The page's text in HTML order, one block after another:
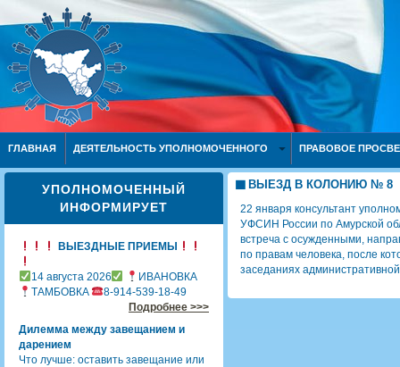
ГЛАВНАЯ ДЕЯТЕЛЬНОСТЬ УПОЛНОМОЧЕННОГО ПРАВОВОЕ
УПОЛНОМОЧЕННЫЙ
ИНФОРМИРУЕТ
ВЫЕЗДНЫЕ ПРИЕМЫ
14 августа 2026
ИВАНОВКА
ТАМБОВКА
8-914-539-18-49
Подробнее >>>
Дилемма между завещанием и
дарением
Что лучше: оставить завещание или
ВЫЕЗД В КОЛОНИЮ № 8
22 января консультант
УФСИН России по Амурской
встреча с осужденными,
по правам человека, после
заседаниях